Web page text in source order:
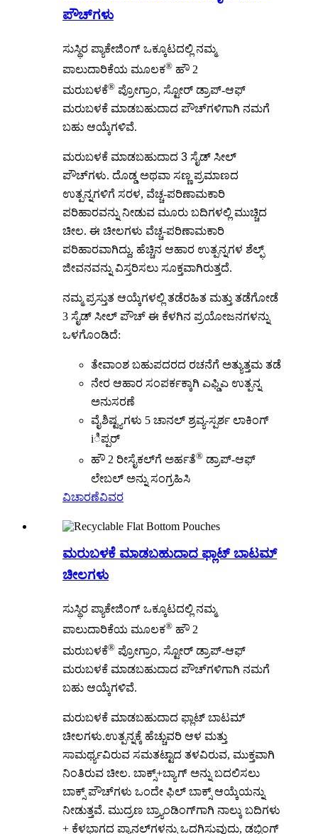
ಪೌಚ್‌ಗಳು
ಸುಸ್ಥಿರ ಪ್ಯಾಕೇಜಿಂಗ್ ಒಕ್ಕೂಟದಲ್ಲಿ ನಮ್ಮ
ಪಾಲುದಾರಿಕೆಯ ಮೂಲಕ® ಹೌ 2
ಮರುಬಳಕೆ® ಪ್ರೋಗ್ರಾಂ, ಸ್ಟೋರ್ ಡ್ರಾಪ್-ಆಫ್
ಮರುಬಳಕೆ ಮಾಡಬಹುದಾದ ಪೌಚ್‌ಗಳಿಗಾಗಿ ನಮಗೆ
ಬಹು ಆಯ್ಕೆಗಳಿವೆ.
ಮರುಬಳಕೆ ಮಾಡಬಹುದಾದ 3 ಸೈಡ್ ಸೀಲ್
ಪೌಚ್‌ಗಳು. ದೊಡ್ಡ ಅಥವಾ ಸಣ್ಣ ಪ್ರಮಾಣದ
ಉತ್ಪನ್ನಗಳಿಗೆ ಸರಳ, ವೆಚ್ಚ-ಪರಿಣಾಮಕಾರಿ
ಪರಿಹಾರವನ್ನು ನೀಡುವ ಮೂರು ಬದಿಗಳಲ್ಲಿ ಮುಚ್ಚಿದ
ಚೀಲ. ಈ ಚೀಲಗಳು ವೆಚ್ಚ-ಪರಿಣಾಮಕಾರಿ
ಪರಿಹಾರವಾಗಿದ್ದು, ಹೆಚ್ಚಿನ ಆಹಾರ ಉತ್ಪನ್ನಗಳ ಶೆಲ್ಫ್
ಜೀವನವನ್ನು ವಿಸ್ತರಿಸಲು ಸೂಕ್ತವಾಗಿರುತ್ತದೆ.
ನಮ್ಮ ಪ್ರಸ್ತುತ ಆಯ್ಕೆಗಳಲ್ಲಿ ತಡೆರಹಿತ ಮತ್ತು ತಡೆಗೋಡೆ
3 ಸೈಡ್ ಸೀಲ್ ಪೌಚ್ ಈ ಕೆಳಗಿನ ಪ್ರಯೋಜನಗಳನ್ನು
ಒಳಗೊಂಡಿದೆ:
ತೇವಾಂಶ ಬಹುಪದರದ ರಚನೆಗೆ ಅತ್ಯುತ್ತಮ ತಡೆ
ನೇರ ಆಹಾರ ಸಂಪರ್ಕಕ್ಕಾಗಿ ಎಫ್ಡಿಎ ಉತ್ಪನ್ನ
ಅನುಸರಣೆ
ವೈಶಿಷ್ಟ್ಯಗಳು 5 ಚಾನಲ್ ಶ್ರವ್ಯ-ಸ್ಪರ್ಶ ಲಾಕಿಂಗ್
iಿಪ್ಪರ್
ಹೌ 2 ರೀಸೈಕಲ್‌ಗೆ ಅರ್ಹತೆ® ಡ್ರಾಪ್-ಆಫ್
ಲೇಬಲ್ ಅನ್ನು ಸಂಗ್ರಹಿಸಿ
ವಿಚಾರಣೆವಿವರ
ಮರುಬಳಕೆ ಮಾಡಬಹುದಾದ ಫ್ಲಾಟ್ ಬಾಟಮ್
ಚೀಲಗಳು
ಸುಸ್ಥಿರ ಪ್ಯಾಕೇಜಿಂಗ್ ಒಕ್ಕೂಟದಲ್ಲಿ ನಮ್ಮ
ಪಾಲುದಾರಿಕೆಯ ಮೂಲಕ® ಹೌ 2
ಮರುಬಳಕೆ® ಪ್ರೋಗ್ರಾಂ, ಸ್ಟೋರ್ ಡ್ರಾಪ್-ಆಫ್
ಮರುಬಳಕೆ ಮಾಡಬಹುದಾದ ಪೌಚ್‌ಗಳಿಗಾಗಿ ನಮಗೆ
ಬಹು ಆಯ್ಕೆಗಳಿವೆ.
ಮರುಬಳಕೆ ಮಾಡಬಹುದಾದ ಫ್ಲಾಟ್ ಬಾಟಮ್
ಚೀಲಗಳು.ಉತ್ಪನ್ನಕ್ಕೆ ಹೆಚ್ಚುವರಿ ಆಳ ಮತ್ತು
ಸಾಮರ್ಥ್ಯವಿರುವ ಸಮತಟ್ಟಾದ ತಳವಿರುವ, ಮುಕ್ತವಾಗಿ
ನಿಂತಿರುವ ಚೀಲ. ಬಾಕ್ಸ್+ಬ್ಯಾಗ್ ಅನ್ನು ಬದಲಿಸಲು
ಬಾಕ್ಸ್ ಪೌಚ್‌ಗಳು ಒಂದೇ ಫಿಲ್ ಬಾಕ್ಸ್ ಆಯ್ಕೆಯನ್ನು
ನೀಡುತ್ತವೆ. ಮುದ್ರಣ ಬ್ರ್ಯಾಂಡಿಂಗ್‌ಗಾಗಿ ನಾಲ್ಕು ಬದಿಗಳು
+ ಕೆಳಭಾಗದ ಪ್ಯಾನಲ್‌ಗಳನ್ನು ಒದಗಿಸುವುದು, ಡಬ್ಬಿಂಗ್